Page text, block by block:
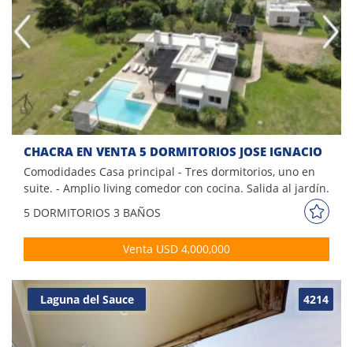
con dos dormitorios de servicio completos. Consulte para
conocer esta fabulosa propiedad!!
CHACRA EN VENTA 5 DORMITORIOS JOSE IGNACIO
Comodidades Casa principal - Tres dormitorios, uno en
suite. - Amplio living comedor con cocina. Salida al jardín.
Casa de huéspedes - Dos dormitorios y un baño. Uno con
cama de dos plazas y otro dormitorios con 6 camas
individuales. Amplia piscina Barbacoa techada con plancha
a gas, horno de pan, muy completa. Cochera para dos
información contáctese con uno de nuestros asesores.
5 DORMITORIOS 3 BAÑOS
Venta USD 4,000,000
4214
Laguna del Sauce